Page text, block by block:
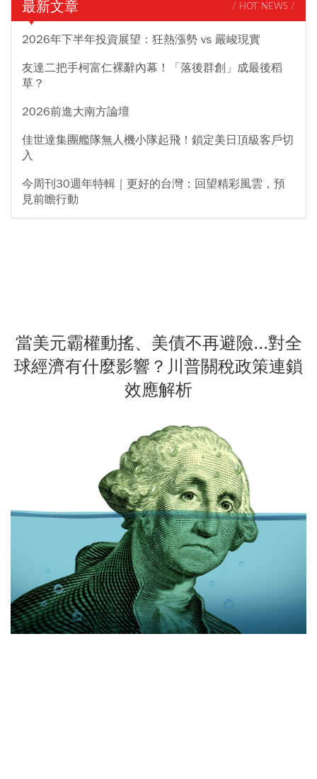
最新文章 / HOT NEWS /
2026年下半年投資展望：狂熱漲勢 vs 嚴峻現實
友達二把手柯富仁裸辭內幕！「落後群創」成最後稻
草？
2026前進大南方論壇
佳世達集團艦隊無人機小隊起飛！鎖定美日頂級客戶切
入
今周刊30週年特輯｜更好的台灣：回望精彩風雲，預
見前瞻行動
當美元霸權動搖、美債不再避險...對全
球經濟有什麼影響？川普關稅政策連鎖
效應解析